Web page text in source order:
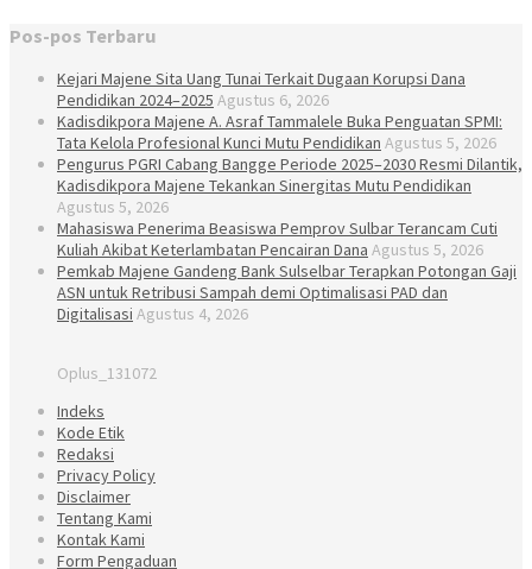
Pos-pos Terbaru
Kejari Majene Sita Uang Tunai Terkait Dugaan Korupsi Dana
Pendidikan 2024–2025 Agustus 6, 2026
Kadisdikpora Majene A. Asraf Tammalele Buka Penguatan SPMI:
Tata Kelola Profesional Kunci Mutu Pendidikan Agustus 5, 2026
Pengurus PGRI Cabang Bangge Periode 2025–2030 Resmi Dilantik,
Kadisdikpora Majene Tekankan Sinergitas Mutu Pendidikan
Agustus 5, 2026
Mahasiswa Penerima Beasiswa Pemprov Sulbar Terancam Cuti
Kuliah Akibat Keterlambatan Pencairan Dana Agustus 5, 2026
Pemkab Majene Gandeng Bank Sulselbar Terapkan Potongan Gaji
ASN untuk Retribusi Sampah demi Optimalisasi PAD dan
Digitalisasi Agustus 4, 2026
Oplus_131072
Indeks
Kode Etik
Redaksi
Privacy Policy
Disclaimer
Tentang Kami
Kontak Kami
Form Pengaduan